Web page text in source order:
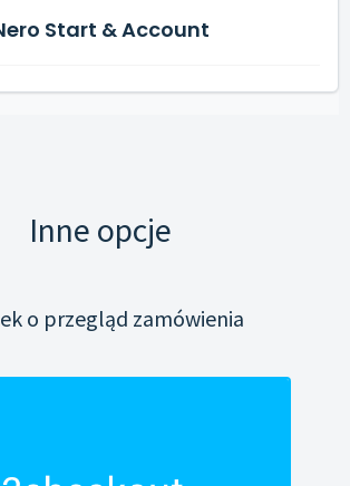
Start & Account
Inne opcje
o przegląd zamówienia